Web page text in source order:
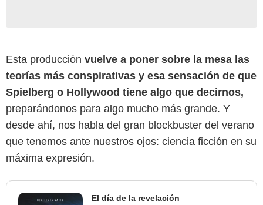
Esta producción vuelve a poner sobre la mesa las
teorías más conspirativas y esa sensación de que
Spielberg o Hollywood tiene algo que decirnos,
preparándonos para algo mucho más grande. Y
desde ahí, nos habla del gran blockbuster del verano
que tenemos ante nuestros ojos: ciencia ficción en su
máxima expresión.
El día de la revelación